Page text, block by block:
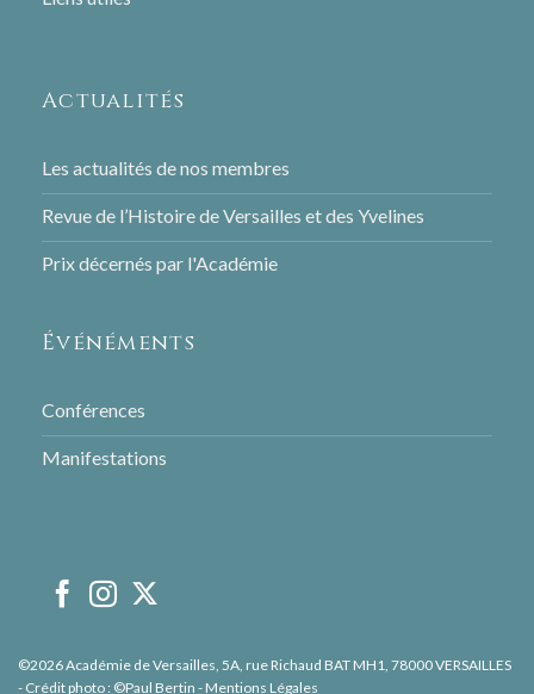
Actualités
Les actualités de nos membres
Revue de l’Histoire de Versailles et des Yvelines
Prix décernés par l'Académie
Événéments
Conférences
Manifestations
©2026 Académie de Versailles, 5A, rue Richaud BAT MH1, 78000 VERSAILLES
- Crédit photo : ©Paul Bertin - Mentions Légales